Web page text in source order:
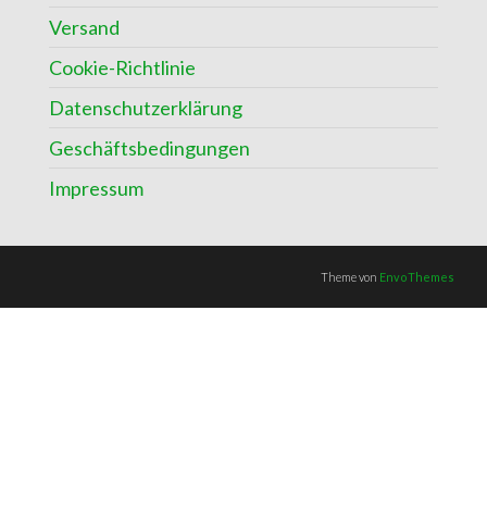
Versand
Cookie-Richtlinie
Datenschutzerklärung
Geschäftsbedingungen
Impressum
Theme von EnvoThemes